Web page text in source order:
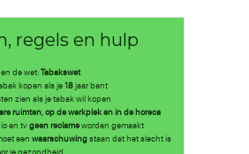
regels en hulp
de wet:Tabakswet
kopen als je18jaar bent
zien als je tabak wil kopen
ruimten, op de werkplek en in de horeca
en tvgeen reclameworden gemaakt
een waarschuwingstaan dat het slecht is